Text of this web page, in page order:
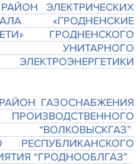
ЭЛЕКТРИЧЕСКИХ
«ГРОДНЕНСКИЕ
ГРОДНЕНСКОГО
УНИТАРНОГО
ГАЗОСНАБЖЕНИЯ
ПРОИЗВОДСТВЕННОГО
РЕСПУБЛИКАНСКОГО
“ГРОДНООБЛГАЗ”